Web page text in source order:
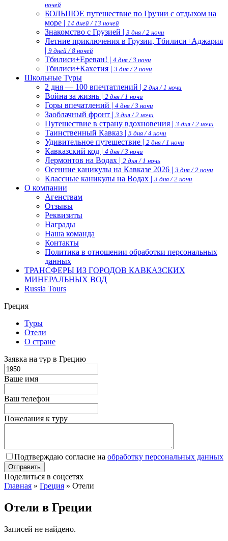
ночей
БОЛЬШОЕ путешествие по Грузии с отдыхом на
море | 14 дней / 13 ночей
Знакомство с Грузией | 3 дня / 2 ночи
Летние приключения в Грузии, Тбилиси+Аджария
| 9 дней / 8 ночей
Тбилиси+Ереван! | 4 дня / 3 ночи
Тбилиси+Кахетия | 3 дня / 2 ночи
Школьные Туры
2 дня — 100 впечтатлений | 2 дня / 1 ночи
Война за жизнь | 2 дня / 1 ночи
Горы впечатлений | 4 дня / 3 ночи
Заоблачный фронт | 3 дня / 2 ночи
Путешествие в страну вдохновения | 3 дня / 2 ночи
Таинственный Кавказ | 5 дня / 4 ночи
Удивительное путешествие | 2 дня / 1 ночи
Кавказский код | 4 дня / 3 ночи
Лермонтов на Водах | 2 дня / 1 ночь
Осенние каникулы на Кавказе 2026 | 3 дня / 2 ночи
Классные каникулы на Водах | 3 дня / 2 ночи
О компании
Агенствам
Отзывы
Реквизиты
Награды
Наша команда
Контакты
Политика в отношении обработки персональных
данных
ТРАНСФЕРЫ ИЗ ГОРОДОВ КАВКАЗСКИХ
МИНЕРАЛЬНЫХ ВОД
Russia Tours
Греция
Туры
Отели
О стране
Заявка на тур в Грецию
Ваше имя
Ваш телефон
Пожелания к туру
Подтверждаю согласие на обработку персональных данных
Поделиться в соцсетях
Главная » Греция » Отели
Отели в Греции
Записей не найдено.